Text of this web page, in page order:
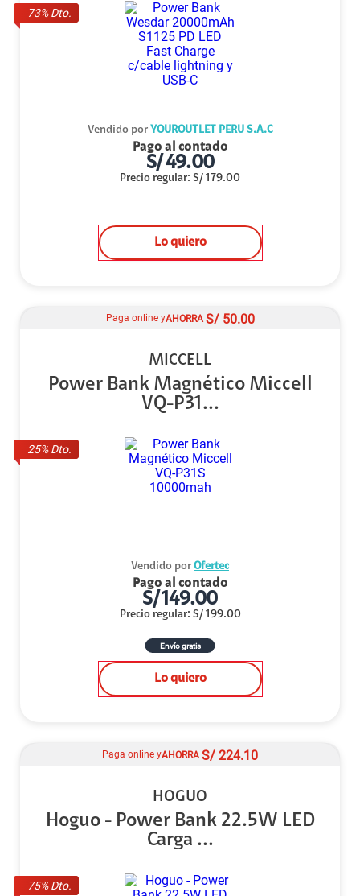
73% Dto.
Vendido por YOUROUTLET PERU S.A.C
Pago al contado
S/49.00
Precio regular: S/ 179.00
Lo quiero
25% Dto.
Paga online yAHORRA S/ 50.00
MICCELL
Power Bank Magnético Miccell
VQ-P31...
Vendido por Ofertec
Pago al contado
S/149.00
Precio regular: S/ 199.00
Envío gratis
Lo quiero
75% Dto.
Paga online yAHORRA S/ 224.10
HOGUO
Hoguo - Power Bank 22.5W LED
Carga ...